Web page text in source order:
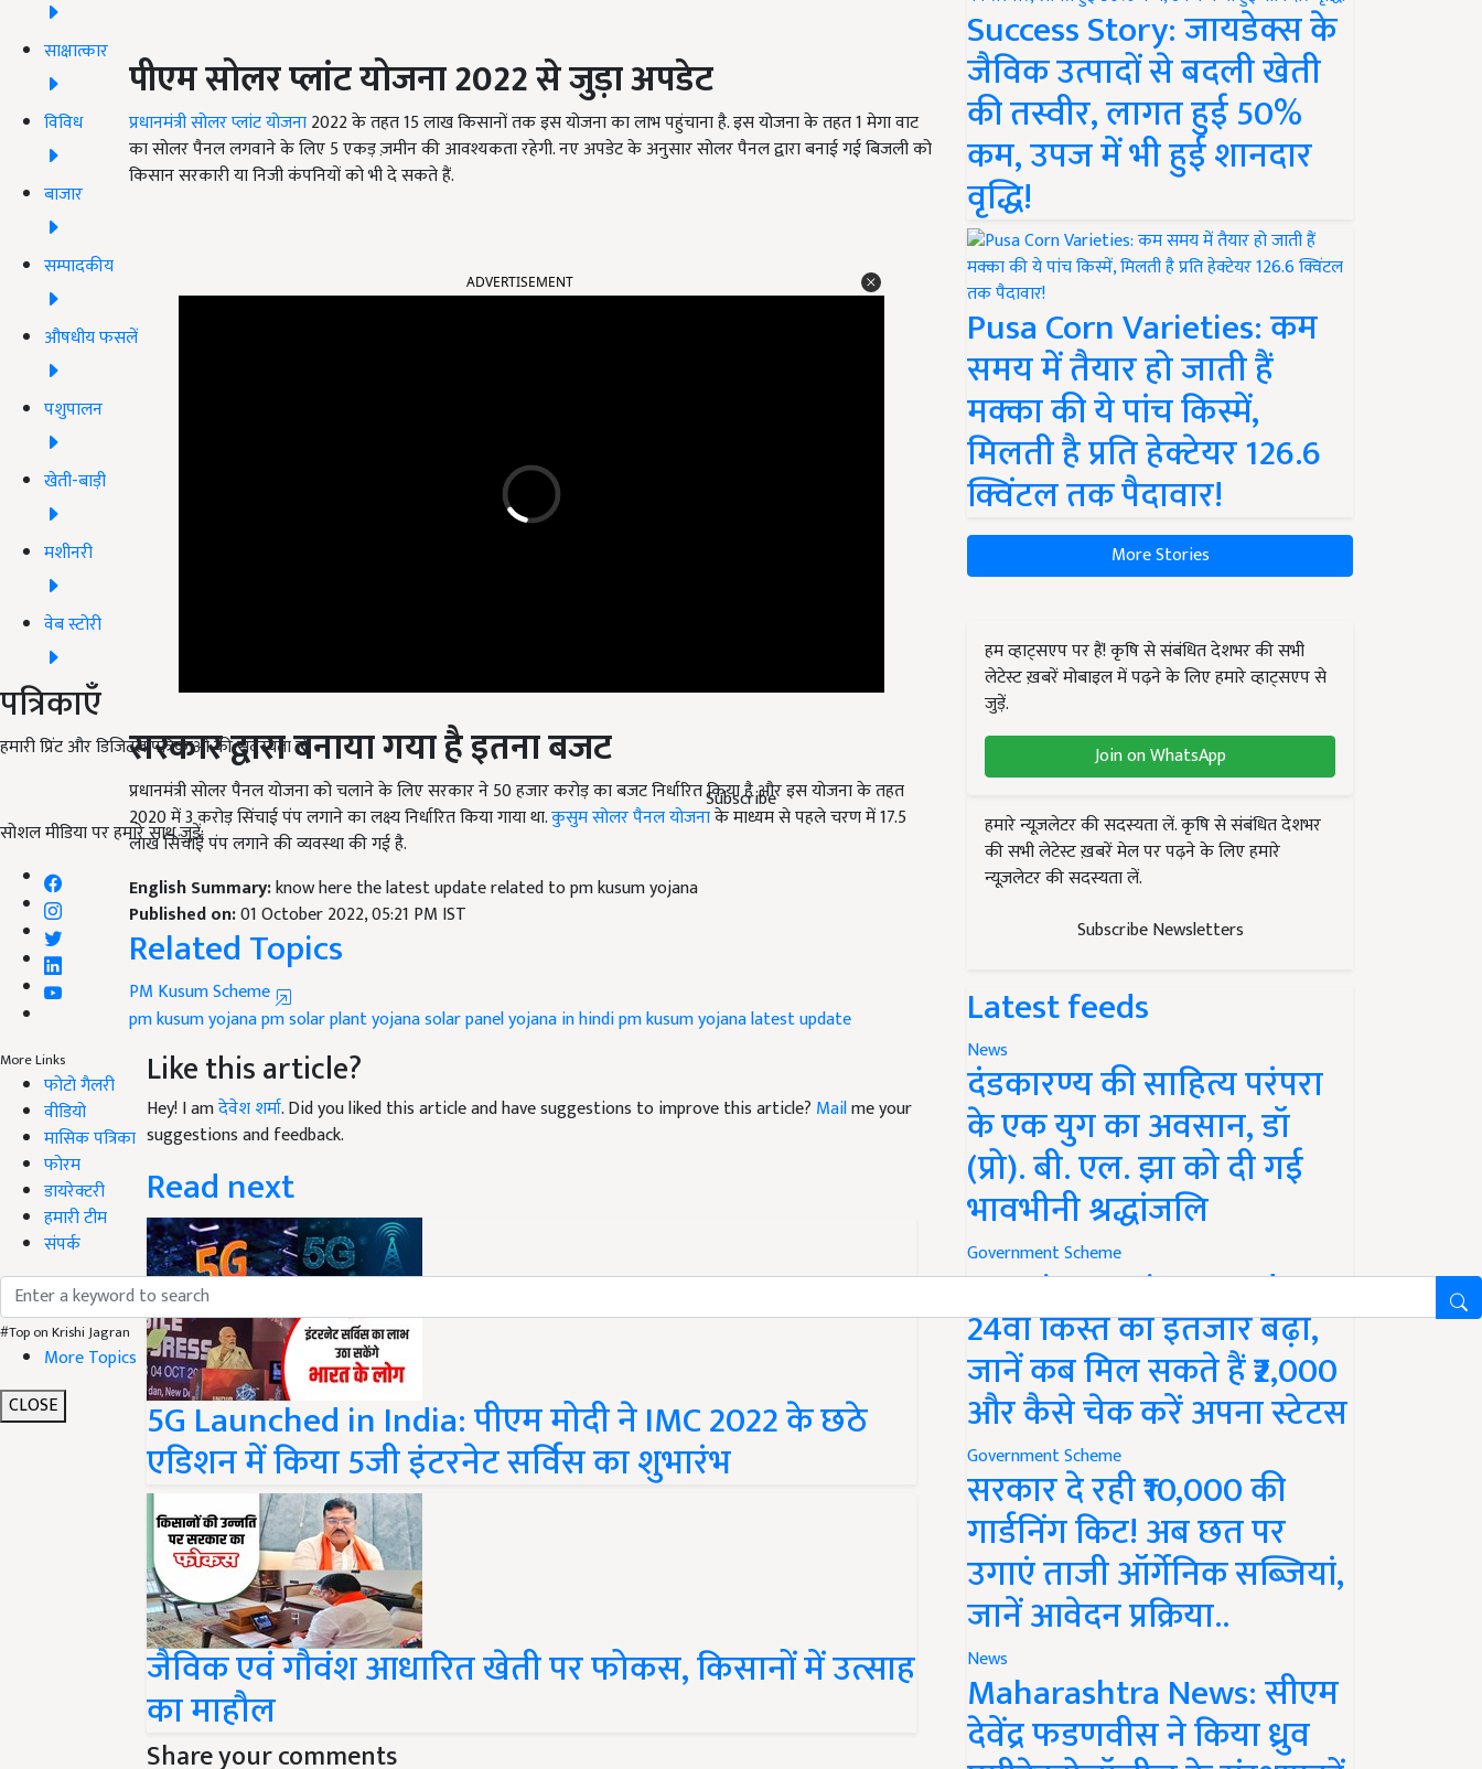
साक्षात्कार
विविध
बाजार
सम्पादकीय
औषधीय फसलें
पशुपालन
खेती-बाड़ी
मशीनरी
वेब स्टोरी
पत्रिकाएँ
हमारी प्रिंट और डिजिटल पत्रिकाओं की सदस्यता लें
Subscribe
सोशल मीडिया पर हमारे साथ जुड़ें:
More Links
फोटो गैलरी
वीडियो
मासिक पत्रिका
फोरम
डायरेक्टरी
हमारी टीम
संपर्क
#Top on Krishi Jagran
More Topics
CLOSE
पीएम सोलर प्लांट योजना 2022 से जुड़ाअपडेट
प्रधानमंत्री सोलर प्लांट योजना2022 के तहत 15 लाख किसानों तक इस योजना का लाभ पहुंचाना है. इस योजना के तहत1मेगा वाट
का सोलर पैनल लगवाने के लिए5एकड़ ज़मीन की आवश्यकता रहेगी. नए अपडेट के अनुसार सोलर पैनल द्वारा बनाई गई बिजली को
किसान सरकारी या निजी कंपनियों को भी दे सकते हैं.
सरकार द्वारा बनाया गया है इतना बजट
प्रधानमंत्री सोलर पैनल योजना को चलाने के लिए सरकार ने 50 हजार करोड़ का बजट निर्धारित किया है
2020 में 3 करोड़ सिंचाई पंप लगाने का लक्ष्य निर्धारित किया गाया था.कुसुम सोलर पैनल योजनाके माध्यम से पहले चरण में 17.5
लाख सिंचाई पंप लगाने की व्यवस्था की गई है.
English Summary:
know here the latest update related to pm kusum yojana
Published on:01 October 2022, 05:21 PM IST
Related Topics
PM Kusum Scheme
pm kusum yojanapm solar plant yojana
Like this article?
Hey! I amदेवेश शर्मा. Did you liked this article and have suggestions to improve this article?
suggestions and feedback.
Read next
5G Launched in India: पीएम मोदी ने IMC 2022 के छठे
एडिशन में किया 5जी इंटरनेट सर्विस का शुभारंभ
जैविक एवं गौवंश आधारित खेती पर फोकस, किसानों में उत्साह
का माहौल
Share your comments
Success Story: जायडेक्स के
जैविक उत्पादों से बदली खेती
की तस्वीर, लागत हुई 50%
कम, उपज में भी हुई शानदार
वृद्धि!
Pusa Corn Varieties: कम
समय में तैयार हो जाती हैं
मक्का की ये पांच किस्में,
मिलती है प्रति हेक्टेयर 126.6
क्विंटल तक पैदावार!
More Stories
हम व्हाट्सएप पर हैं! कृषि से संबंधित देशभर की सभी
लेटेस्ट ख़बरें मोबाइल में पढ़ने के लिए हमारे व्हाट्सएप से
जुड़ें.
Join on WhatsApp
हमारे न्यूज़लेटर की सदस्यता लें. कृषि से संबंधित देशभर
की सभी लेटेस्ट ख़बरें मेल पर पढ़ने के लिए हमारे
न्यूज़लेटर की सदस्यता लें.
Subscribe Newsletters
Latest feeds
News
दंडकारण्य की साहित्य परंपरा
के एक युग का अवसान, डॉ
(प्रो). बी. एल. झा को दी गई
भावभीनी श्रद्धांजलि
Government Scheme
PM Kisan Yojana Update:
24वीं किस्त का इंतजार बढ़ा,
जानें कब मिल सकते हैं ₹2,000
और कैसे चेक करें अपना स्टेटस
Government Scheme
सरकार दे रही ₹10,000 की
गार्डनिंग किट! अब छत पर
उगाएं ताजी ऑर्गेनिक सब्जियां,
जानें आवेदन प्रक्रिया..
News
Maharashtra News: सीएम
देवेंद्र फडणवीस ने किया ध्रुव